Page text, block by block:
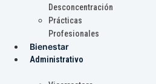
Desconcentración
Prácticas
Profesionales
Bienestar
Administrativo